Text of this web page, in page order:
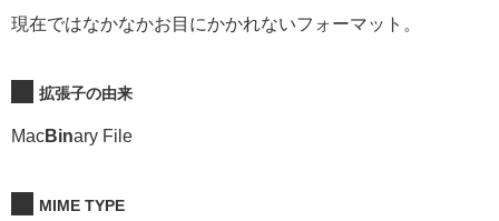
現在ではなかなかお目にかかれないフォーマット。
拡張子の由来
MacBinary File
MIME TYPE